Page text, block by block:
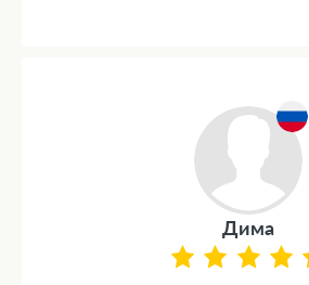
Дима